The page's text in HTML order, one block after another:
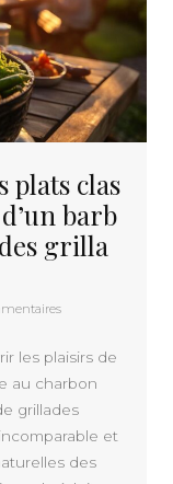
plats clas
barb
grilla
les plaisirs de
au charbon
grillades
et
des